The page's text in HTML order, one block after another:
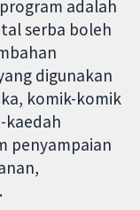
adalah
serba boleh
digunakan
komik-komik
kaedah
penyampaian